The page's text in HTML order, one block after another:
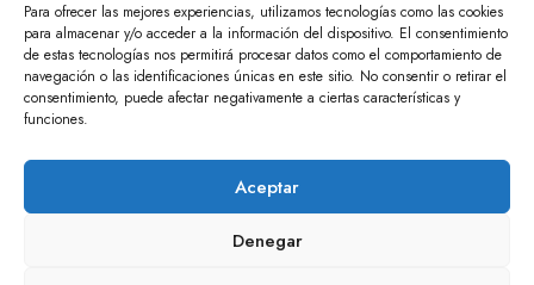
Para ofrecer las mejores experiencias, utilizamos tecnologías como las cookies
para almacenar y/o acceder a la información del dispositivo. El consentimiento
de estas tecnologías nos permitirá procesar datos como el comportamiento de
navegación o las identificaciones únicas en este sitio. No consentir o retirar el
consentimiento, puede afectar negativamente a ciertas características y
funciones.
Aceptar
Denegar